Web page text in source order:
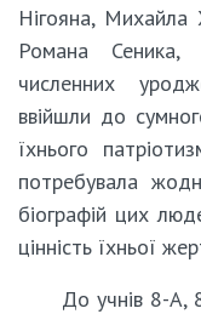
Нігояна, Михайла
Романа
численних
ввійшли до
їхнього
потребувала
біографій цих
цінність їхньої
До учнів 8-А,